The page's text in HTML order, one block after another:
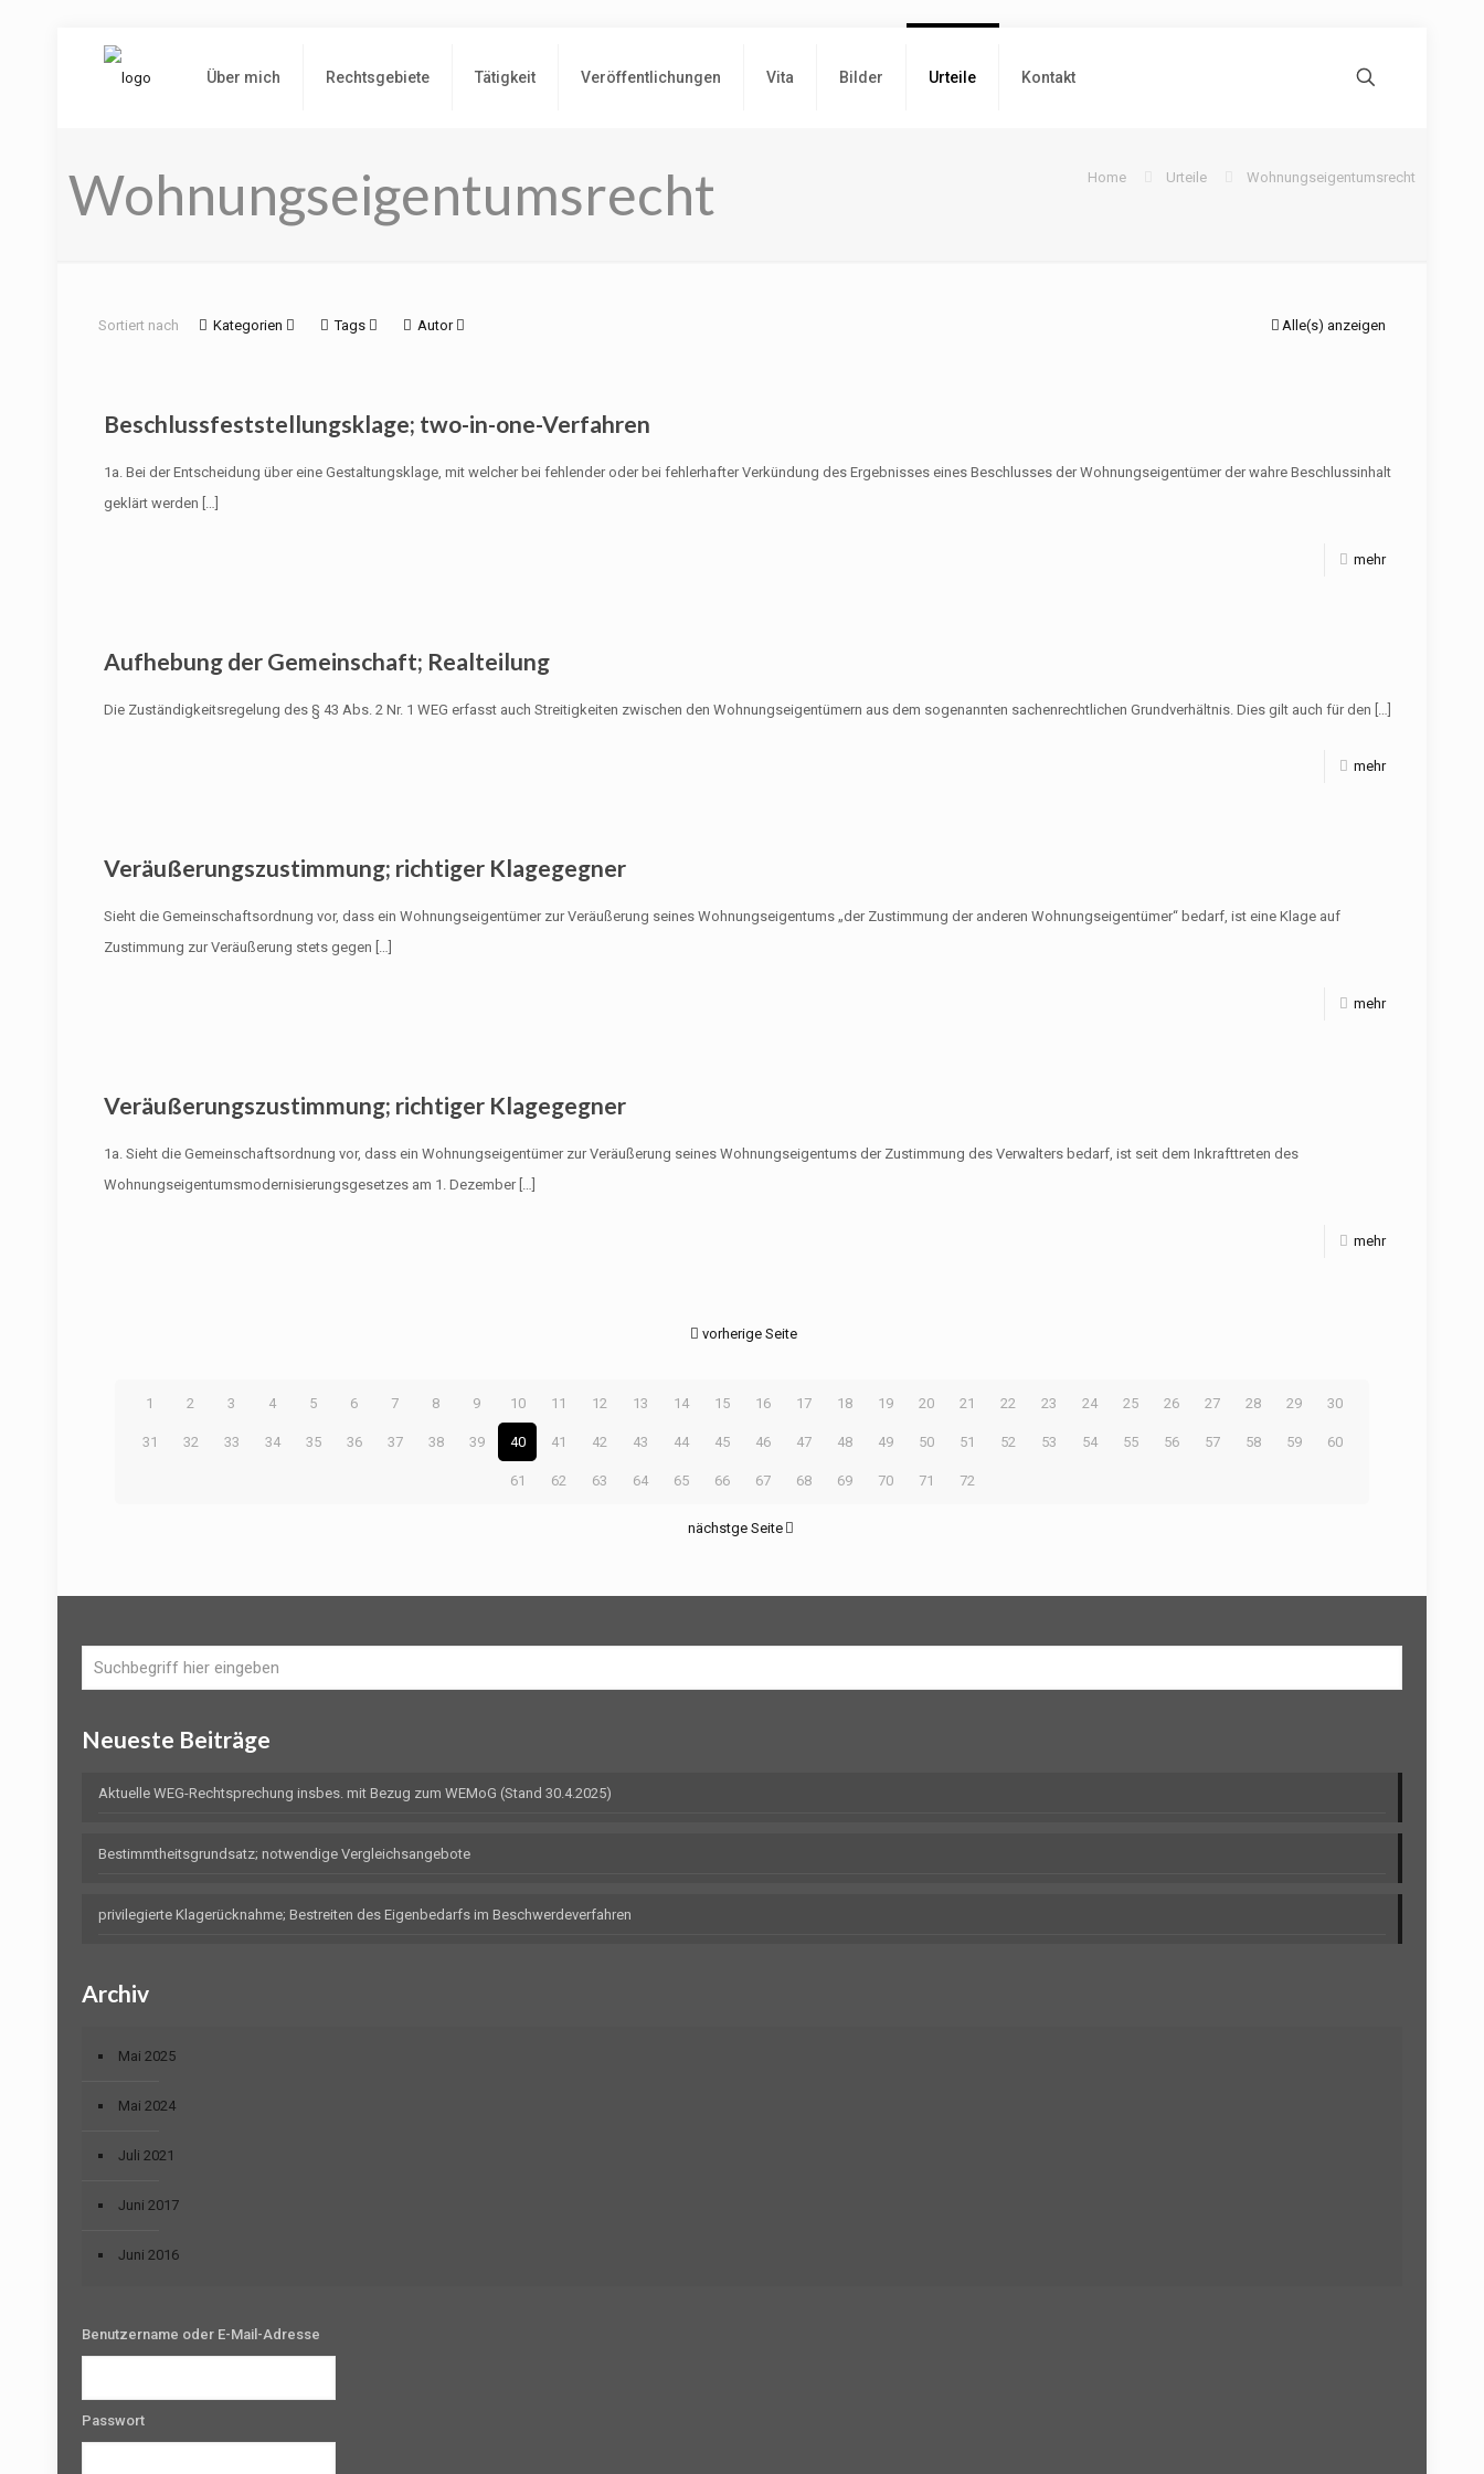
Über mich Rechtsgebiete Tätigkeit Veröffentlichungen Vita Bilder Urteile Kontakt
Wohnungseigentumsrecht Home Urteile Wohnungseigentumsrecht
Sortiert nach Kategorien Tags Autor Alle(s) anzeigen
Beschlussfeststellungsklage; two-in-one-Verfahren
1a. Bei der Entscheidung über eine Gestaltungsklage, mit welcher bei fehlender oder bei fehlerhafter Verkündung des Ergebnisses eines Beschlusses der Wohnungseigentümer der wahre Beschlussinhalt
geklärt werden […]
mehr
Aufhebung der Gemeinschaft; Realteilung
Die Zuständigkeitsregelung des § 43 Abs. 2 Nr. 1 WEG erfasst auch Streitigkeiten zwischen den Wohnungseigentümern aus dem sogenannten sachenrechtlichen Grundverhältnis. Dies gilt auch für den […]
mehr
Veräußerungszustimmung; richtiger Klagegegner
Sieht die Gemeinschaftsordnung vor, dass ein Wohnungseigentümer zur Veräußerung seines Wohnungseigentums „der Zustimmung der anderen Wohnungseigentümer“ bedarf, ist eine Klage auf
Zustimmung zur Veräußerung stets gegen […]
mehr
Veräußerungszustimmung; richtiger Klagegegner
1a. Sieht die Gemeinschaftsordnung vor, dass ein Wohnungseigentümer zur Veräußerung seines Wohnungseigentums der Zustimmung des Verwalters bedarf, ist seit dem Inkrafttreten des
Wohnungseigentumsmodernisierungsgesetzes am 1. Dezember[…]
mehr
vorherige Seite
1 2 3 4 5 6 7 8 9 10 11 12 13 14 15 16 17 18 19 20 21 22 23 24 25 26 27 28 29 30
31 32 33 34 35 36 37 38 39 40 41 42 43 44 45 46 47 48 49 50 51 52 53 54 55 56 57 58 59 60
61 62 63 64 65 66 67 68 69 70 71 72
nächstge Seite
Neueste Beiträge
Aktuelle WEG-Rechtsprechung insbes. mit Bezug zum WEMoG (Stand 30.4.2025)
Bestimmtheitsgrundsatz; notwendige Vergleichsangebote
privilegierte Klagerücknahme; Bestreiten des Eigenbedarfs im Beschwerdeverfahren
Archiv
Mai 2025
Mai 2024
Juli 2021
Juni 2017
Juni 2016
Benutzername oder E-Mail-Adresse
Passwort